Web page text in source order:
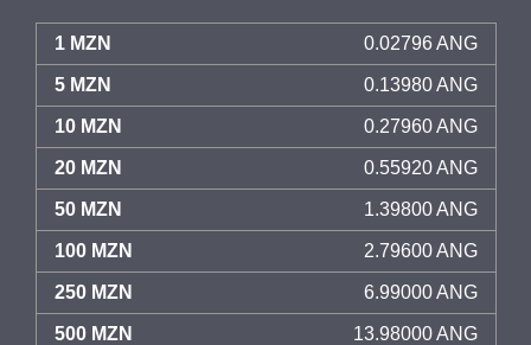
1 MZN 0.02796 ANG
5 MZN 0.13980 ANG
10 MZN 0.27960 ANG
20 MZN 0.55920 ANG
50 MZN 1.39800 ANG
100 MZN 2.79600 ANG
250 MZN 6.99000 ANG
500 MZN 13.98000 ANG